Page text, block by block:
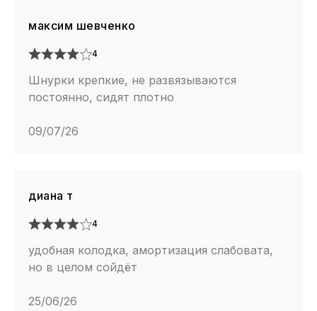
максим шевченко
4
Шнурки крепкие, не развязываются
постоянно, сидят плотно
09/07/26
диана т
4
удобная колодка, амортизация слабовата,
но в целом сойдёт
25/06/26